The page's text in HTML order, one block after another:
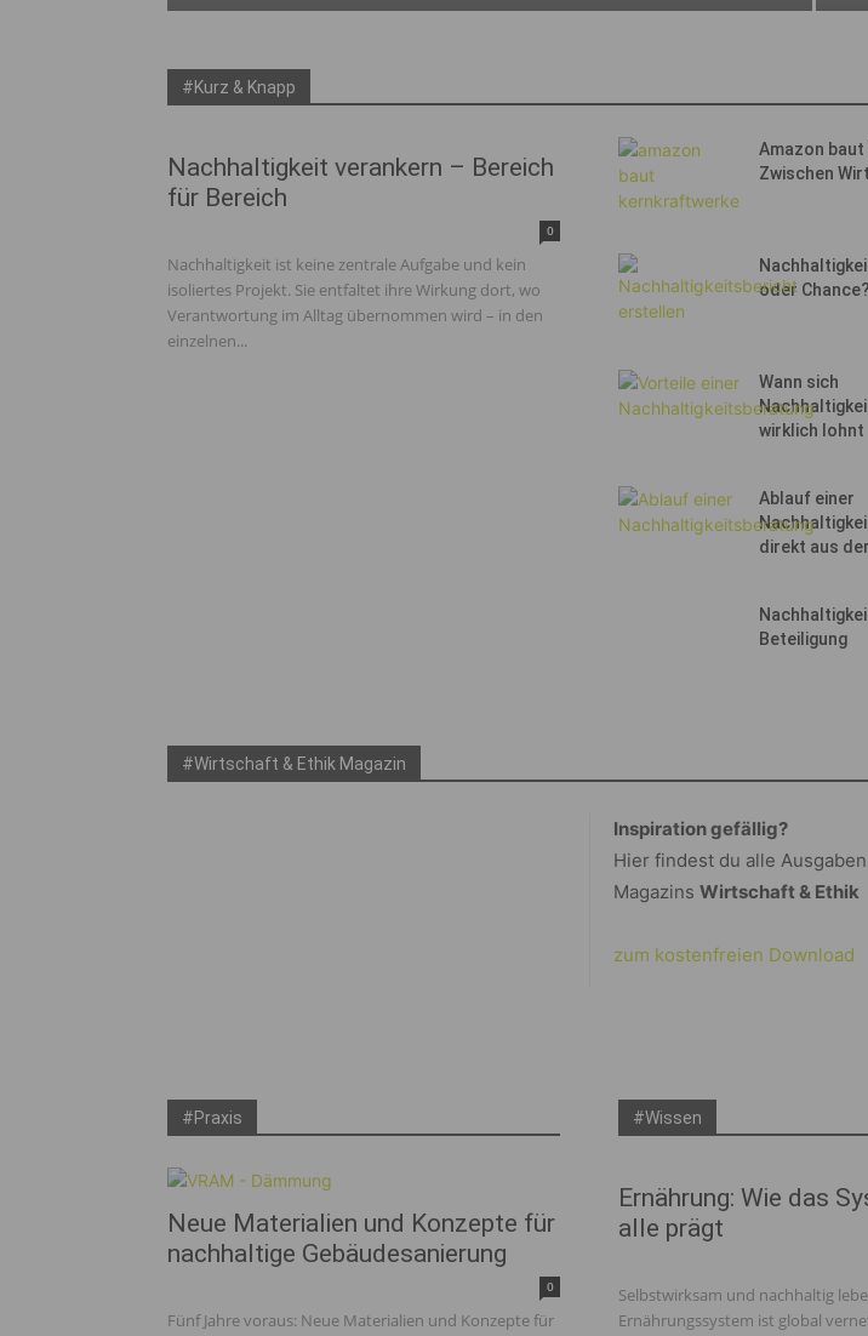
#Kurz & Knapp
Nachhaltigkeit verankern – Bereich
für Bereich
0
Nachhaltigkeit ist keine zentrale Aufgabe und kein
isoliertes Projekt. Sie entfaltet ihre Wirkung dort, wo
Verantwortung im Alltag übernommen wird – in den
einzelnen...
Amazon
Zwischen
oder Chance?
Wann sich
wirklich lohnt
Ablauf einer
direkt aus
Beteiligung
#Wirtschaft & Ethik Magazin
Inspiration gefällig?
Hier findest du alle
Magazins Wirtschaft & Ethik
zum kostenfreien Download
#Praxis
Neue Materialien und Konzepte für
nachhaltige Gebäudesanierung
0
Fünf Jahre voraus: Neue Materialien und Konzepte für
#Wissen
Ernährung: Wie das
alle prägt
Selbstwirksam und nachhaltig
Ernährungssystem ist global